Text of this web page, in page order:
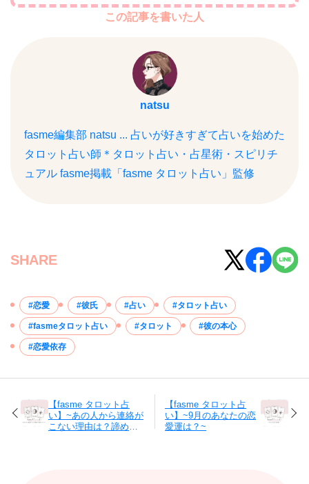
この記事を書いた人
natsu
fasme編集部 natsu ... 占いが好きすぎて占いを始めた
タロット占い師＊タロット占い・占星術・スピリチ
ュアル fasme掲載「fasme タロット占い」監修
SHARE
恋愛 彼氏 占い タロット占い
fasmeタロット占い タロット 彼の本心
恋愛依存
【fasme タロット占
い】~あの人から連絡が
こない理由は？諦める
【fasme タロット占
い】~9月のあなたの恋
愛運は？~